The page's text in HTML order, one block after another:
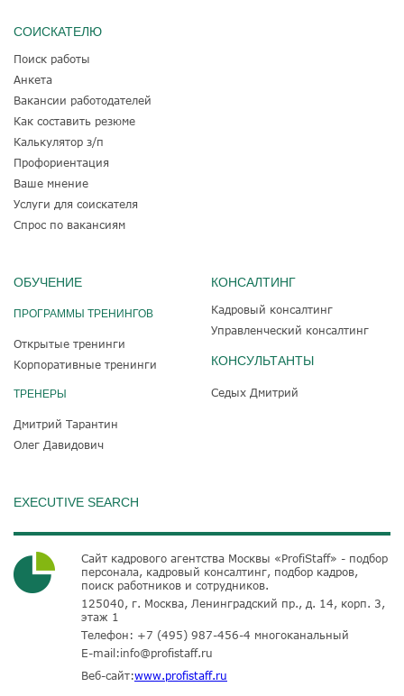
СОИСКАТЕЛЮ
Поиск работы
Анкета
Вакансии работодателей
Как составить резюме
Калькулятор з/п
Профориентация
Ваше мнение
Услуги для соискателя
Спрос по вакансиям
ОБУЧЕНИЕ
ПРОГРАММЫ ТРЕНИНГОВ
Открытые тренинги
Корпоративные тренинги
ТРЕНЕРЫ
Дмитрий Тарантин
Олег Давидович
КОНСАЛТИНГ
Кадровый консалтинг
Управленческий консалтинг
КОНСУЛЬТАНТЫ
Седых Дмитрий
EXECUTIVE SEARCH
Сайт кадрового агентства Москвы «ProfiStaff» - подбор
персонала, кадровый консалтинг, подбор кадров,
поиск работников и сотрудников.
125040, г. Москва, Ленинградский пр., д. 14, корп. 3,
этаж 1
Телефон: +7 (495) 987-456-4 многоканальный
E-mail:info@profistaff.ru
Веб-сайт:www.profistaff.ru